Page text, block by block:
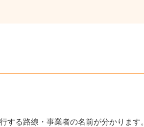
る路線・事業者の名前が分かります。